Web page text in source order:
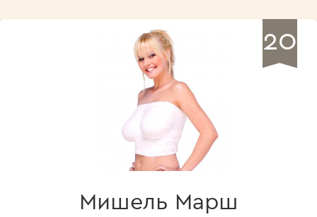
20
Мишель Марш